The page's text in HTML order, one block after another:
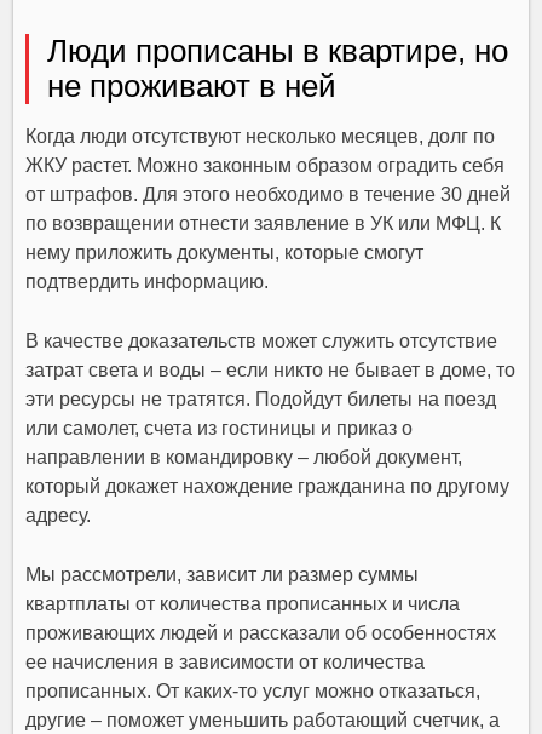
Люди прописаны в квартире, но
не проживают в ней
Когда люди отсутствуют несколько месяцев, долг по
ЖКУ растет. Можно законным образом оградить себя
от штрафов. Для этого необходимо в течение 30 дней
по возвращении отнести заявление в УК или МФЦ. К
нему приложить документы, которые смогут
подтвердить информацию.
В качестве доказательств может служить отсутствие
затрат света и воды – если никто не бывает в доме, то
эти ресурсы не тратятся. Подойдут билеты на поезд
или самолет, счета из гостиницы и приказ о
направлении в командировку – любой документ,
который докажет нахождение гражданина по другому
адресу.
Мы рассмотрели, зависит ли размер суммы
квартплаты от количества прописанных и числа
проживающих людей и рассказали об особенностях
ее начисления в зависимости от количества
прописанных. От каких-то услуг можно отказаться,
другие – поможет уменьшить работающий счетчик, а